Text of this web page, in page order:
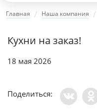
Главная Наша компания
Кухни на заказ!
18 мая 2026
Поделиться: